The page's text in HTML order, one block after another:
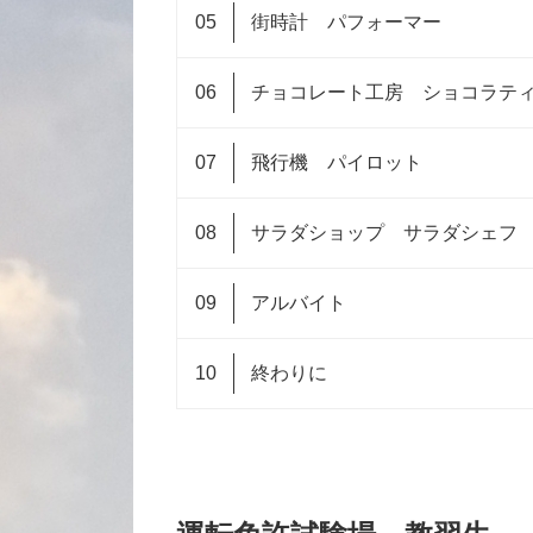
街時計 パフォーマー
チョコレート工房 ショコラテ
飛行機 パイロット
サラダショップ サラダシェフ
アルバイト
終わりに